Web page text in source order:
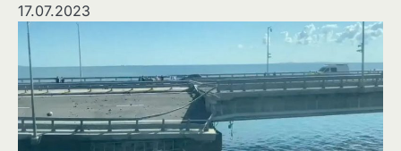
17.07.2023